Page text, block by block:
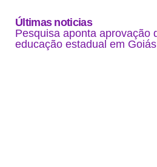
Últimas noticias
Pesquisa aponta aprovação
educação estadual em